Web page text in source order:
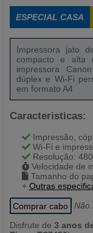
ESPECIAL CASA
Impressora jato
compacto e alta
impressora
dúplex e Wi-Fi
em formato A4
Caracteristicas:
Impressão,
Wi-Fi e
Resolução:
Velocidade de
Tamanho do
+ Outras
Comprar cabo
Não
Disfrute de 3 anos